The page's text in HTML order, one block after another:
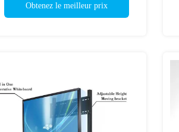
Obtenez le meilleur prix